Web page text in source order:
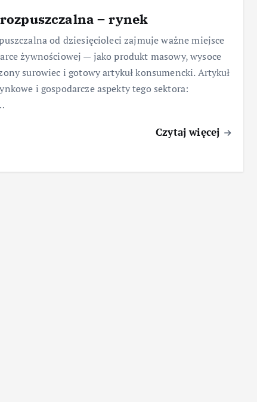
– rynek
od dziesięcioleci zajmuje ważne miejsce
żywnościowej — jako produkt masowy, wysoce
surowiec i gotowy artykuł konsumencki. Artykuł
i gospodarcze aspekty tego sektora:
Czytaj więcej